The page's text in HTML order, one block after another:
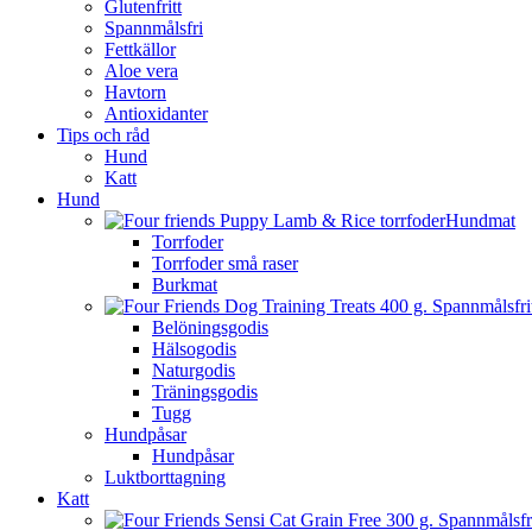
Glutenfritt
Spannmålsfri
Fettkällor
Aloe vera
Havtorn
Antioxidanter
Tips och råd
Hund
Katt
Hund
Hundmat
Torrfoder
Torrfoder små raser
Burkmat
Belöningsgodis
Hälsogodis
Naturgodis
Träningsgodis
Tugg
Hundpåsar
Hundpåsar
Luktborttagning
Katt